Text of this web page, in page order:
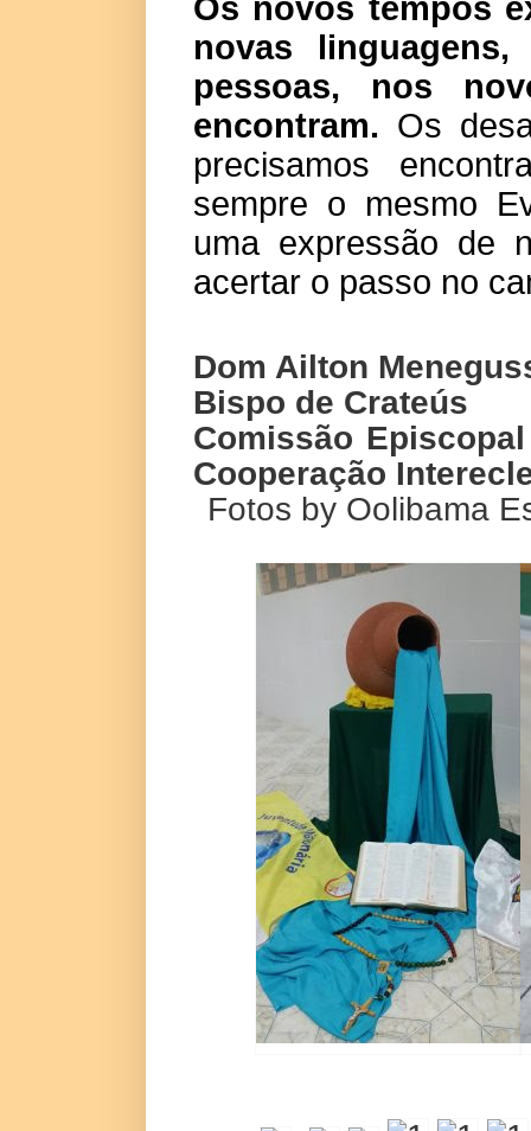
Os novos tempos
novas
pessoas, nos
encontram. Os
precisamos
sempre o mesmo
uma expressão de
acertar o passo no
Dom Ailton
Bispo de Crateús
Comissão
Cooperação
Fotos by Oolibama